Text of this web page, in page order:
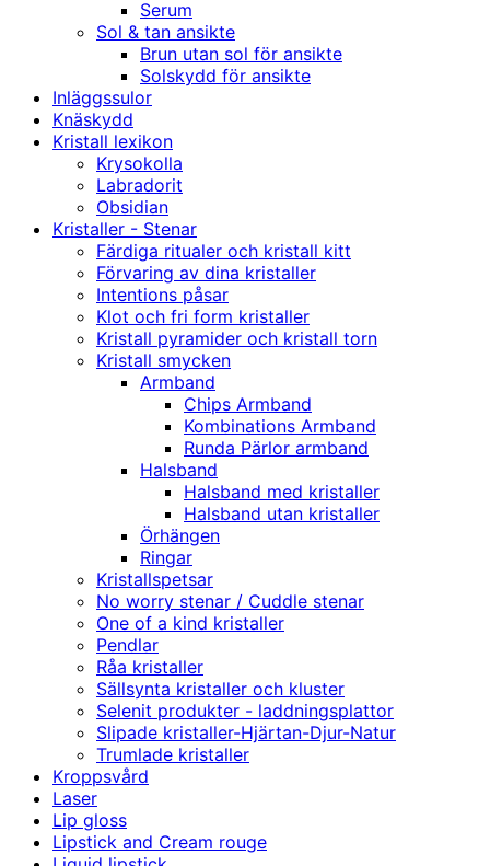
Serum
Sol & tan ansikte
Brun utan sol för ansikte
Solskydd för ansikte
Inläggssulor
Knäskydd
Kristall lexikon
Krysokolla
Labradorit
Obsidian
Kristaller - Stenar
Färdiga ritualer och kristall kitt
Förvaring av dina kristaller
Intentions påsar
Klot och fri form kristaller
Kristall pyramider och kristall torn
Kristall smycken
Armband
Chips Armband
Kombinations Armband
Runda Pärlor armband
Halsband
Halsband med kristaller
Halsband utan kristaller
Örhängen
Ringar
Kristallspetsar
No worry stenar / Cuddle stenar
One of a kind kristaller
Pendlar
Råa kristaller
Sällsynta kristaller och kluster
Selenit produkter - laddningsplattor
Slipade kristaller-Hjärtan-Djur-Natur
Trumlade kristaller
Kroppsvård
Laser
Lip gloss
Lipstick and Cream rouge